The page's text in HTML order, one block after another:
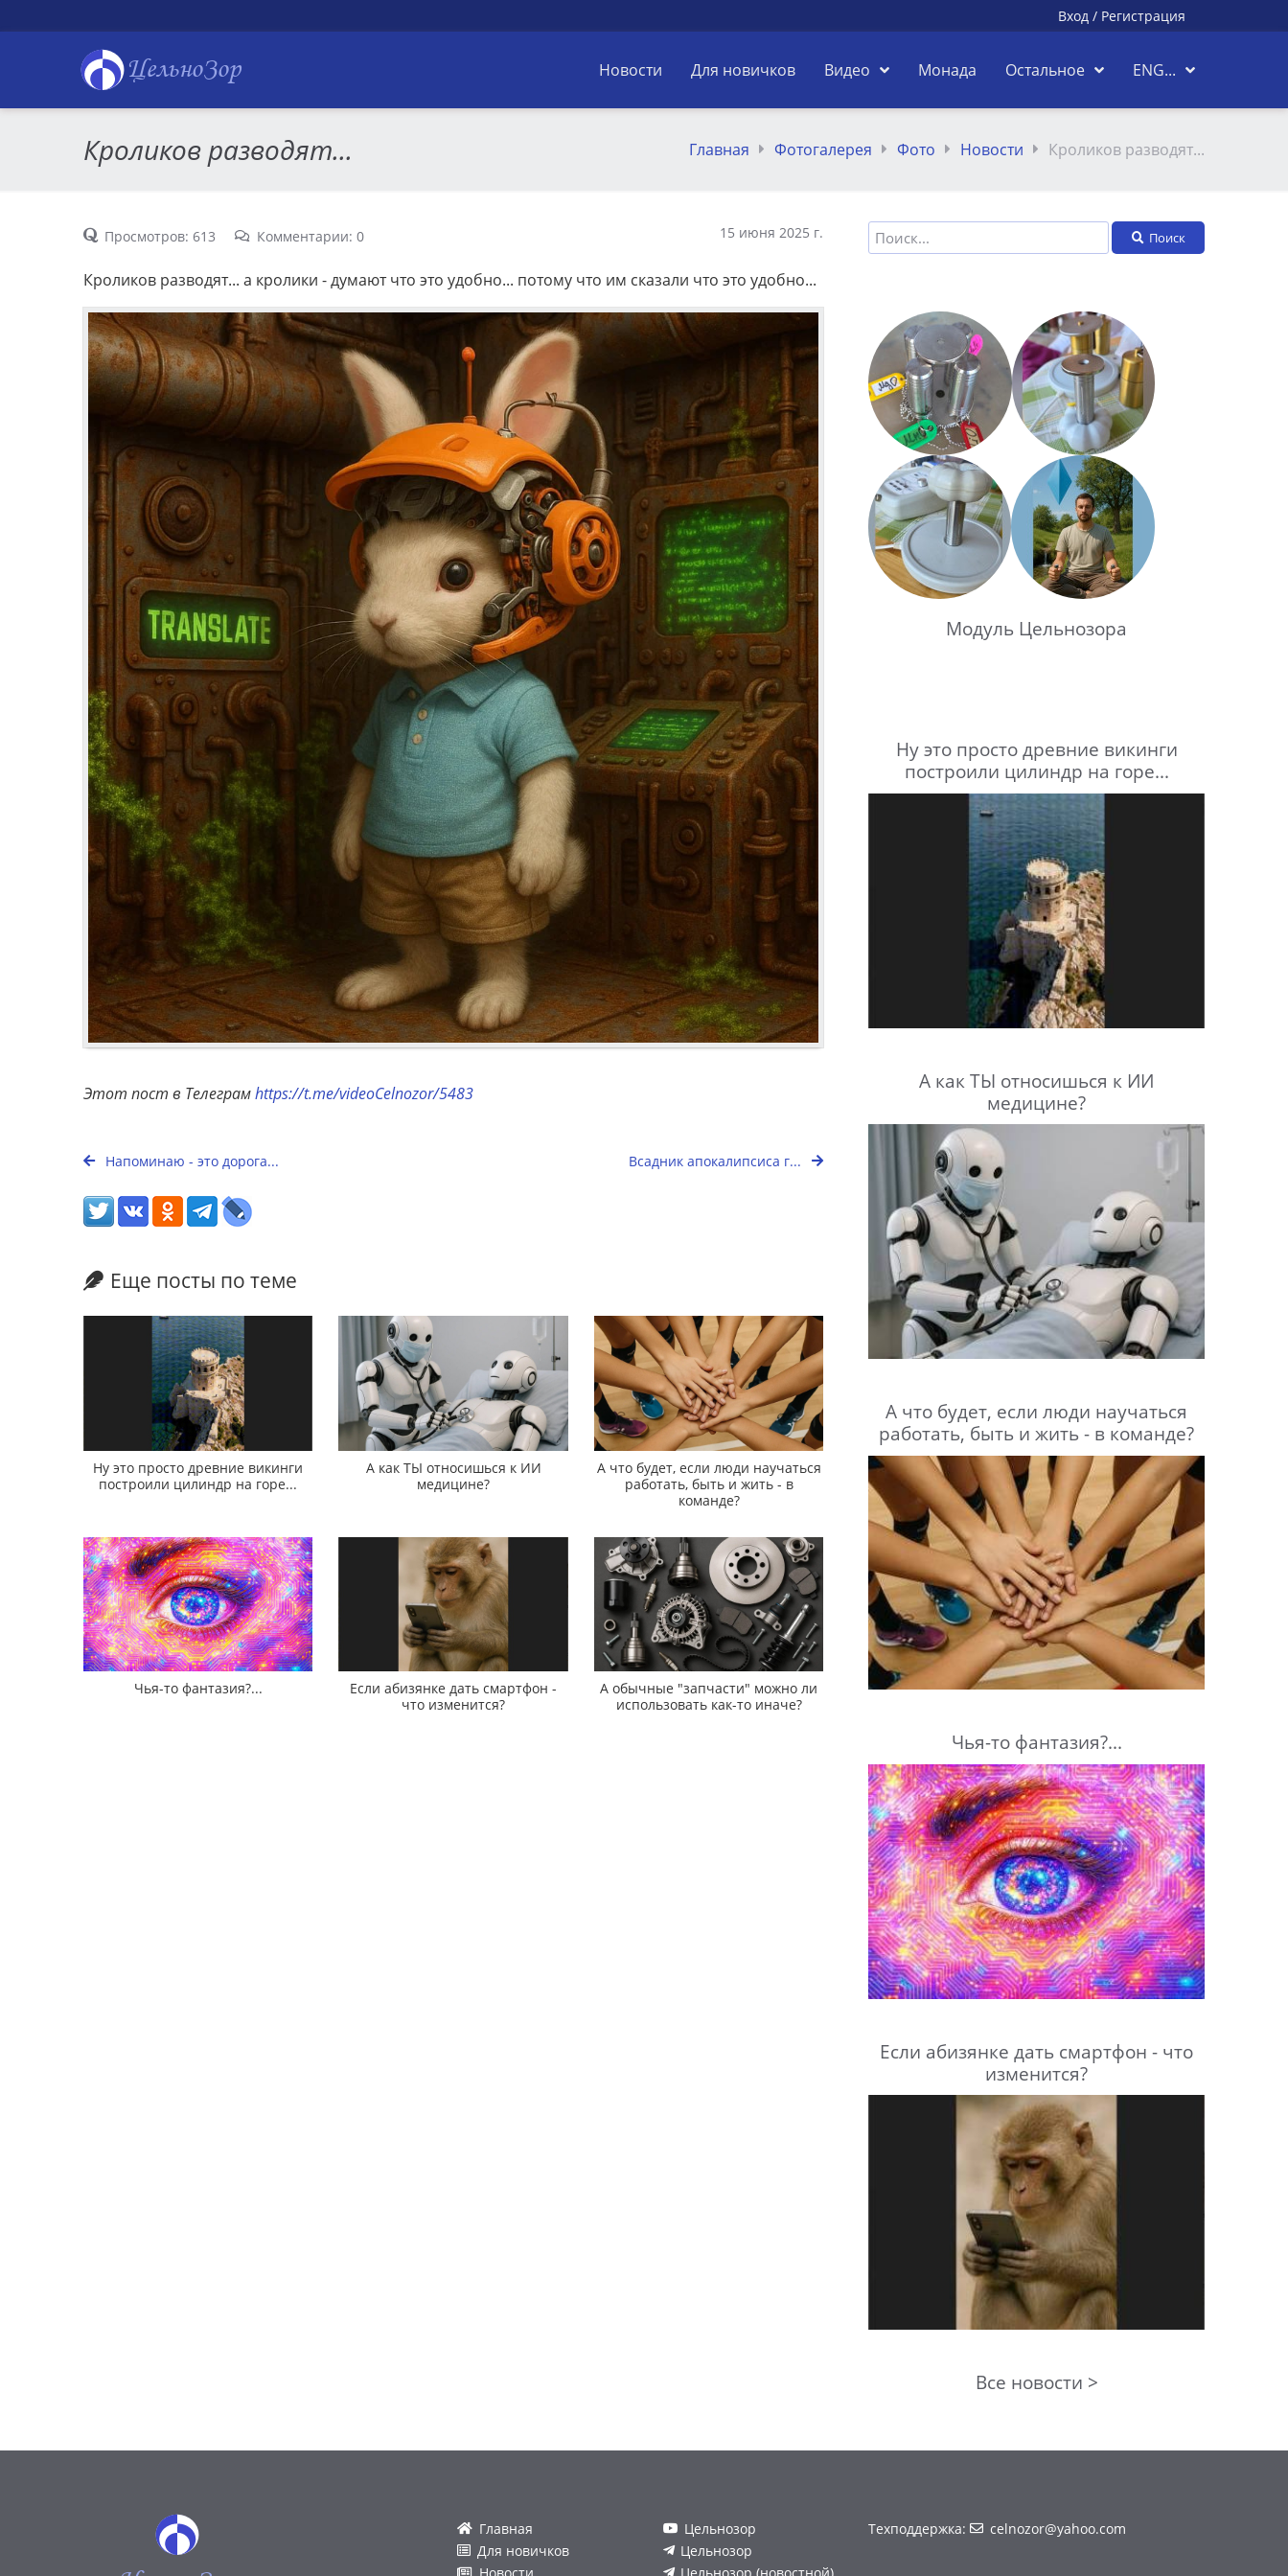
Вход / Регистрация
ЦельноЗор Новости Для новичков Видео Монада Остальное ENG...
Кроликов разводят... Главная Фотогалерея Фото Новости Кроликов разводят...
Просмотров: 613 Комментарии: 0 15 июня 2025 г.
Кроликов разводят... а кролики - думают что это удобно... потому что им сказали что это удобно...
Этот пост в Телеграмhttps://t.me/videoCelnozor/5483
Напоминаю - это дорога... Всадник апокалипсиса г...
Еще посты по теме
Ну это просто древние викинги
построили цилиндр на горе...
А как ТЫ относишься к ИИ
медицине?
А что будет, если люди научаться
работать, быть и жить - в
команде?
Чья-то фантазия?...
Если абизянке дать смартфон -
что изменится?
А обычные "запчасти" можно ли
использовать как-то иначе?
Поиск
Модуль Цельнозора
Ну это просто древние викинги
построили цилиндр на горе...
А как ТЫ относишься к ИИ
медицине?
А что будет, если люди научаться
работать, быть и жить - в команде?
Чья-то фантазия?...
Если абизянке дать смартфон - что
изменится?
Все новости >
Главная
Для новичков
Цельнозор
Цельнозор
Техподдержка: celnozor@yahoo.com